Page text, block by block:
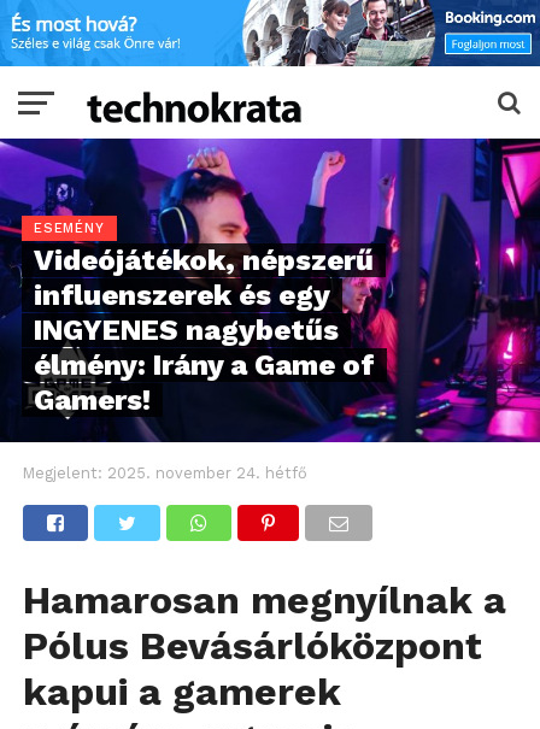
ESEMÉNY
Videójátékok, népszerű
influenszerek és egy
INGYENES nagybetűs
élmény: Irány a Game of
Gamers!
Megjelent: 2025. november 24. hétfő
Hamarosan megnyílnak a
Pólus Bevásárlóközpont
kapui a gamerek